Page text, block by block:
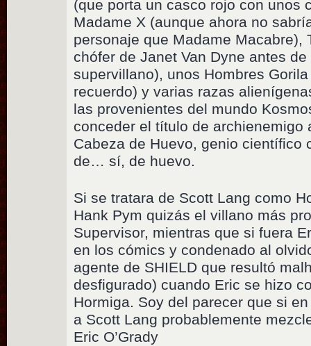
(que porta un casco rojo con unos
Madame X (aunque ahora no
personaje que Madame Macabre),
chófer de Janet Van Dyne antes
supervillano), unos Hombres
recuerdo) y varias razas
las provenientes del mundo
conceder el título de archienemigo
Cabeza de Huevo, genio científico
de… sí, de huevo.
Si se tratara de Scott Lang como
Hank Pym quizás el villano más
Supervisor, mientras que si fuera
en los cómics y condenado al
agente de SHIELD que resultó
desfigurado) cuando Eric se hizo
Hormiga. Soy del parecer que si
a Scott Lang probablemente
Eric O’Grady